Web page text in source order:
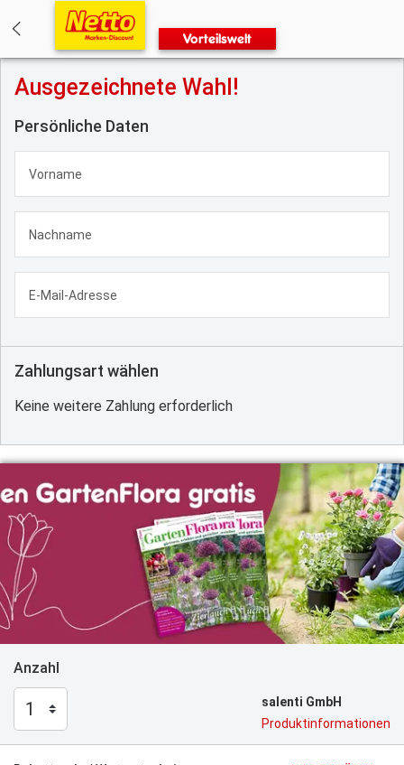
Vorteilswelt
Deine Bestellung -
Ausgezeichnete Wahl!
Persönliche Daten
Zahlungsart wählen
Keine weitere Zahlung erforderlich
Anzahl
salenti GmbH
Produktinformationen